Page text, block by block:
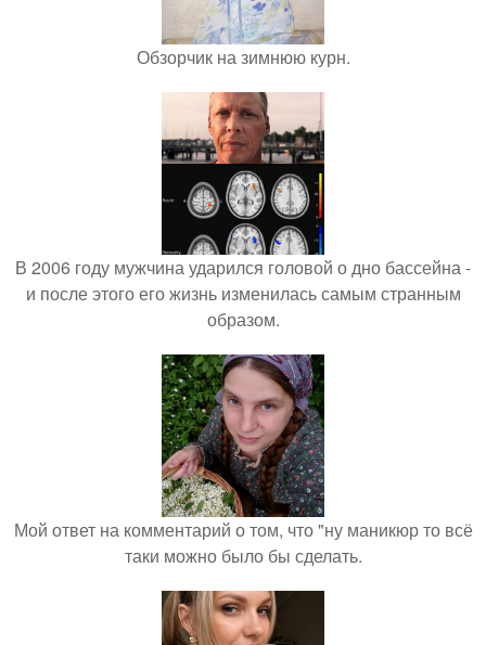
Обзорчик на зимнюю курн.
В 2006 году мужчина ударился головой о дно бассейна -
и после этого его жизнь изменилась самым странным
образом.
Мой ответ на комментарий о том, что "ну маникюр то всё
таки можно было бы сделать.